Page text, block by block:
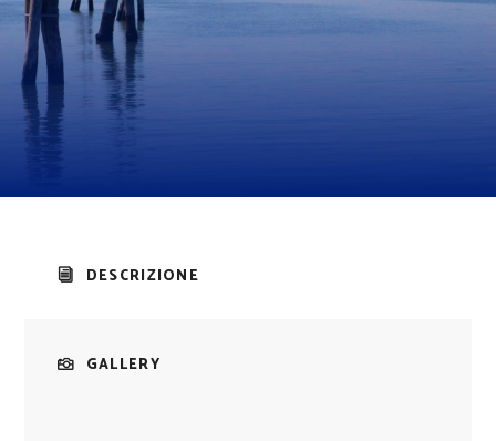
DESCRIZIONE
GALLERY